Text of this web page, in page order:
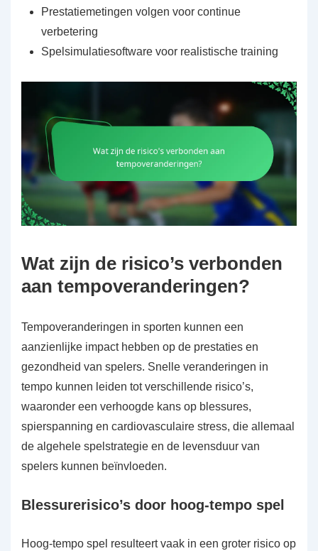
Prestatiemetingen volgen voor continue
verbetering
Spelsimulatiesoftware voor realistische training
Wat zijn de risico’s verbonden
aan tempoveranderingen?
Tempoveranderingen in sporten kunnen een
aanzienlijke impact hebben op de prestaties en
gezondheid van spelers. Snelle veranderingen in
tempo kunnen leiden tot verschillende risico’s,
waaronder een verhoogde kans op blessures,
spierspanning en cardiovasculaire stress, die allemaal
de algehele spelstrategie en de levensduur van
spelers kunnen beïnvloeden.
Blessurerisico’s door hoog-tempo spel
Hoog-tempo spel resulteert vaak in een groter risico op